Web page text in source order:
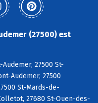
(27500) est
27500 St-
Audemer, 27500
St-Mards-de-
27680 St-Ouen-des-